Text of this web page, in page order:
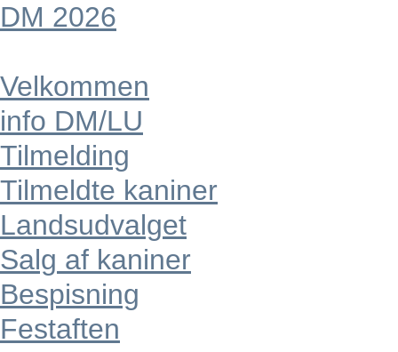
DM 2026
Velkommen
info DM/LU
Tilmelding
Tilmeldte kaniner
Landsudvalget
Salg af kaniner
Bespisning
Festaften